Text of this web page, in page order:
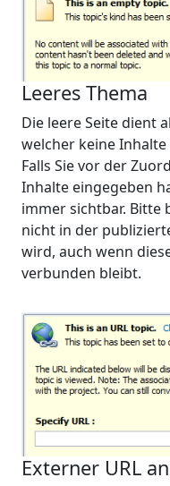
Leeres Thema
Die leere Seite dient
welcher keine
Falls Sie vor der
Inhalte eingegeben
immer sichtbar. Bitte
nicht in der
wird, auch wenn
verbunden bleibt.
Externer URL